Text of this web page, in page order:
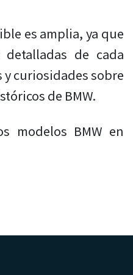
es amplia, ya que
detalladas de cada
curiosidades sobre
de BMW.
modelos BMW en